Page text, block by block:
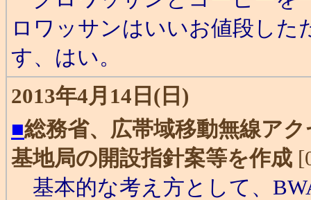
ロワッサンはいいお値段し
す、はい。
2013年4月14日(日)
■総務省、広帯域移動無線ア
基地局の開設指針案等を作成
基本的な考え方として、